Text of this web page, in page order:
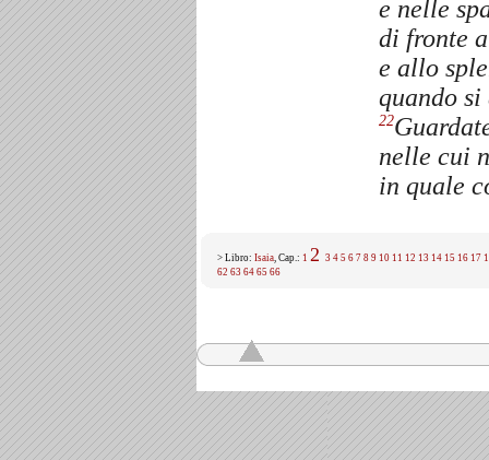
e nelle
di fronte
e allo
quando
22
nelle cui
in quale
> Libro: Isaia, Cap.: 1 2 3 4 5 6 7 8 9 10 11 12 13 14 15 16 17
62 63 64 65 66